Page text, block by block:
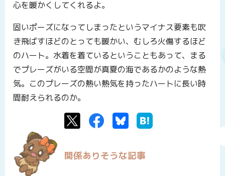
心を暖かくしてくれるよ。
固いポーズになってしまったというマイナス要素も吹
き飛ばすほどのとっても暖かい、むしろ火傷するほど
のハート。水着を着ているということもあって、まる
でプレーズがいる空間が真夏の海であるかのような熱
気。このプレーズの熱い熱気を持ったハートに長い時
間耐えられるのか。
TwitterFacebookBluesky
関係ありそうな記事